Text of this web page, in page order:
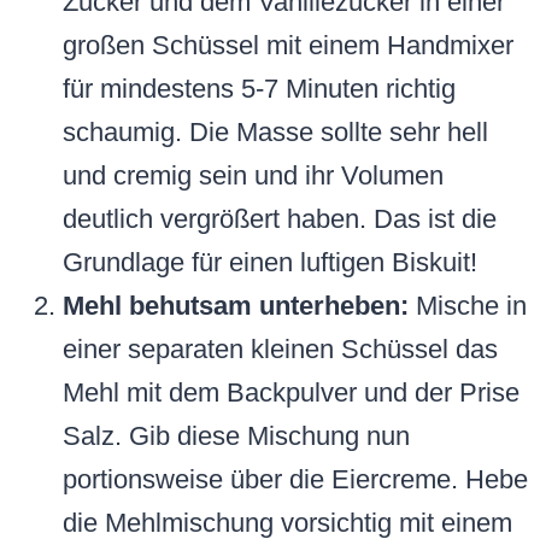
großen Schüssel mit einem Handmixer
für mindestens 5-7 Minuten richtig
schaumig. Die Masse sollte sehr hell
und cremig sein und ihr Volumen
deutlich vergrößert haben. Das ist die
Grundlage für einen luftigen Biskuit!
Mehl behutsam unterheben: Mische in
einer separaten kleinen Schüssel das
Mehl mit dem Backpulver und der Prise
Salz. Gib diese Mischung nun
portionsweise über die Eiercreme. Hebe
die Mehlmischung vorsichtig mit einem